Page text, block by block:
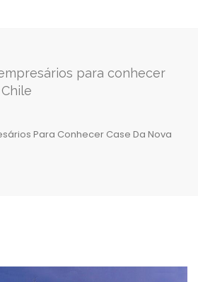
para conhecer
Para Conhecer Case Da Nova